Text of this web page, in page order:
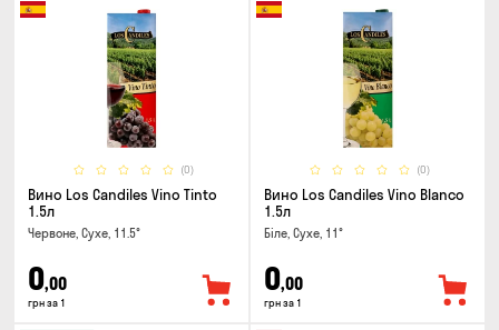
(0)
Вино Los Candiles Vino Tinto
1.5л
Червоне, Сухе, 11.5°
0,00
грн за 1
(0)
Вино Los Candiles Vino Blanco
1.5л
Біле, Сухе, 11°
0,00
грн за 1